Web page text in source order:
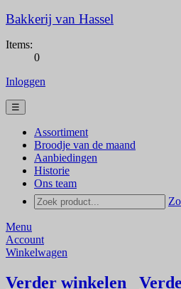
Bakkerij van Hassel
Items:
0
Inloggen
☰
Assortiment
Broodje van de maand
Aanbiedingen
Historie
Ons team
Menu
Account
Winkelwagen
Verder winkelen